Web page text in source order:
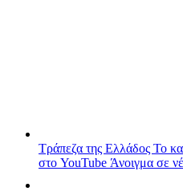
Τράπεζα της Ελλάδος Το
στο YouTube Άνοιγμα σε